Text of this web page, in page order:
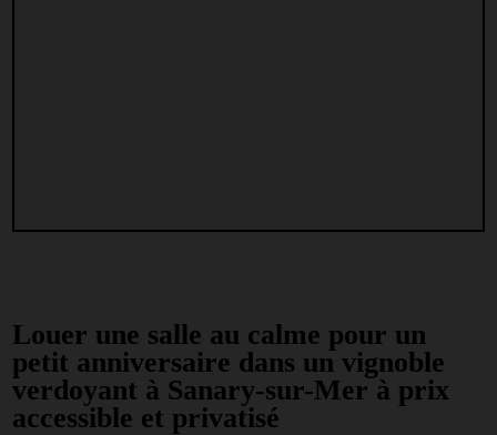
Louer une salle au calme pour un
petit anniversaire dans un vignoble
verdoyant à Sanary-sur-Mer à prix
accessible et privatisé